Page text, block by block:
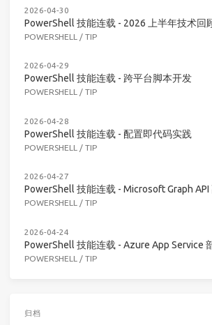
2026-04-30
PowerShell 技能连载 - 2026 上半年技术回
POWERSHELL / TIP
2026-04-29
PowerShell 技能连载 - 跨平台脚本开发
POWERSHELL / TIP
2026-04-28
PowerShell 技能连载 - 配置即代码实践
POWERSHELL / TIP
2026-04-27
PowerShell 技能连载 - Microsoft Graph API
POWERSHELL / TIP
2026-04-24
PowerShell 技能连载 - Azure App Service
POWERSHELL / TIP
归档